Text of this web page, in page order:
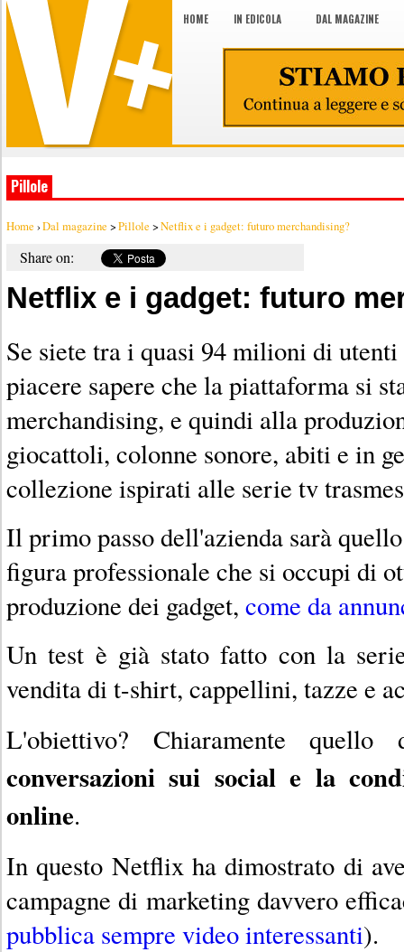
HOME IN EDICOLA DAL MAGAZINE
Pillole
Home ›Dal magazine >Pillole >Netflix e i gadget: futuro merchandising?
Share on:
Netflix e i gadget: futuro
Se siete tra i quasi 94 milioni di
piacere sapere che la piattaforma si
merchandising, e quindi alla
giocattoli, colonne sonore, abiti e in
collezione ispirati alle serie tv
Il primo passo dell'azienda sarà
figura professionale che si occupi di
produzione dei gadget, come da
Un test è già stato fatto con la
vendita di t-shirt, cappellini, tazze e
L'obiettivo? Chiaramente
conversazioni sui social e la
online.
In questo Netflix ha dimostrato di
campagne di marketing davvero
pubblica sempre video interessanti).